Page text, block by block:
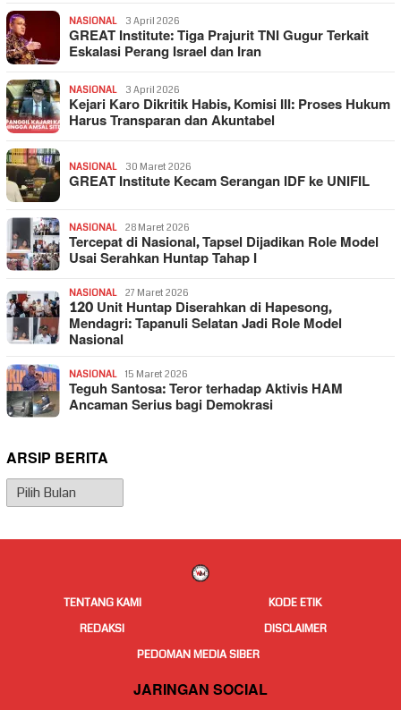
NASIONAL 3 April 2026
GREAT Institute: Tiga Prajurit TNI Gugur Terkait
Eskalasi Perang Israel dan Iran
NASIONAL 3 April 2026
Kejari Karo Dikritik Habis, Komisi III: Proses Hukum
Harus Transparan dan Akuntabel
NASIONAL 30 Maret 2026
GREAT Institute Kecam Serangan IDF ke UNIFIL
NASIONAL 28 Maret 2026
Tercepat di Nasional, Tapsel Dijadikan Role Model
Usai Serahkan Huntap Tahap I
NASIONAL 27 Maret 2026
120 Unit Huntap Diserahkan di Hapesong,
Mendagri: Tapanuli Selatan Jadi Role Model
Nasional
NASIONAL 15 Maret 2026
Teguh Santosa: Teror terhadap Aktivis HAM
Ancaman Serius bagi Demokrasi
ARSIP BERITA
Arsip
Berita
TENTANG KAMI
KODE ETIK
REDAKSI
DISCLAIMER
PEDOMAN MEDIA SIBER
JARINGAN SOCIAL